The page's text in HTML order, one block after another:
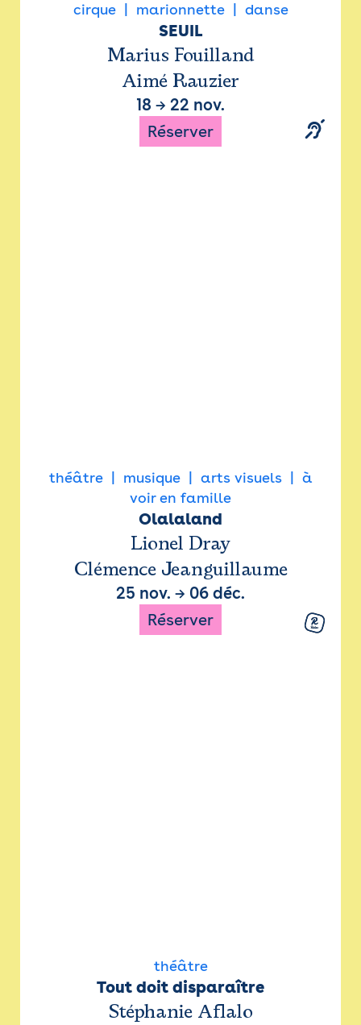
cirque marionnette danse
SEUIL
Marius Fouilland
Aimé Rauzier
18 → 22 nov.
Réserver
théâtre musique arts visuels
à
voir en famille
Olalaland
Lionel Dray
Clémence Jeanguillaume
25 nov. → 06 déc.
Réserver
théâtre
Tout doit disparaître
Stéphanie Aflalo